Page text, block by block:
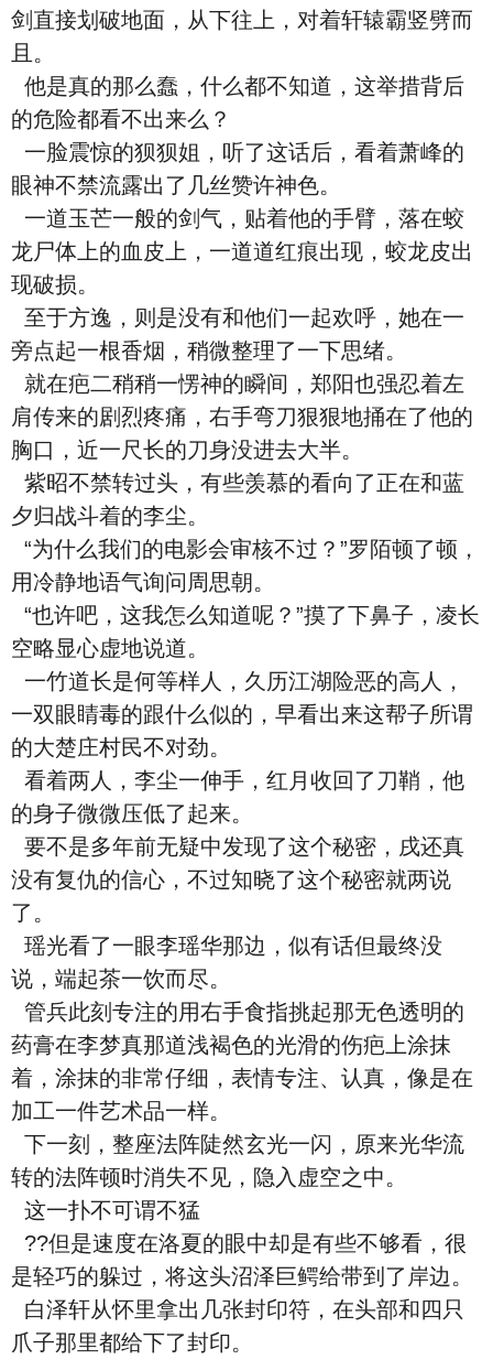
剑直接划破地面，从下往上，对着轩辕霸竖劈而
且。
他是真的那么蠢，什么都不知道，这举措背后
的危险都看不出来么？
一脸震惊的狈狈姐，听了这话后，看着萧峰的
眼神不禁流露出了几丝赞许神色。
一道玉芒一般的剑气，贴着他的手臂，落在蛟
龙尸体上的血皮上，一道道红痕出现，蛟龙皮出
现破损。
至于方逸，则是没有和他们一起欢呼，她在一
旁点起一根香烟，稍微整理了一下思绪。
就在疤二稍稍一愣神的瞬间，郑阳也强忍着左
肩传来的剧烈疼痛，右手弯刀狠狠地捅在了他的
胸口，近一尺长的刀身没进去大半。
紫昭不禁转过头，有些羡慕的看向了正在和蓝
夕归战斗着的李尘。
“为什么我们的电影会审核不过？”罗陌顿了顿，
用冷静地语气询问周思朝。
“也许吧，这我怎么知道呢？”摸了下鼻子，凌长
空略显心虚地说道。
一竹道长是何等样人，久历江湖险恶的高人，
一双眼睛毒的跟什么似的，早看出来这帮子所谓
的大楚庄村民不对劲。
看着两人，李尘一伸手，红月收回了刀鞘，他
的身子微微压低了起来。
要不是多年前无疑中发现了这个秘密，戌还真
没有复仇的信心，不过知晓了这个秘密就两说
了。
瑶光看了一眼李瑶华那边，似有话但最终没
说，端起茶一饮而尽。
管兵此刻专注的用右手食指挑起那无色透明的
药膏在李梦真那道浅褐色的光滑的伤疤上涂抹
着，涂抹的非常仔细，表情专注、认真，像是在
加工一件艺术品一样。
下一刻，整座法阵陡然玄光一闪，原来光华流
转的法阵顿时消失不见，隐入虚空之中。
这一扑不可谓不猛
??但是速度在洛夏的眼中却是有些不够看，很
是轻巧的躲过，将这头沼泽巨鳄给带到了岸边。
白泽轩从怀里拿出几张封印符，在头部和四只
爪子那里都给下了封印。